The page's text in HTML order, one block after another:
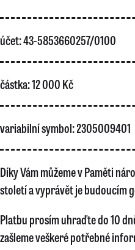
účet: 43-5853660257/0100
částka: 12 000 Kč
variabilní symbol: 2305009401
Díky Vám můžeme v Paměti
století a vyprávět je budoucím
Platbu prosím uhraďte do 10
zašleme veškeré potřebné